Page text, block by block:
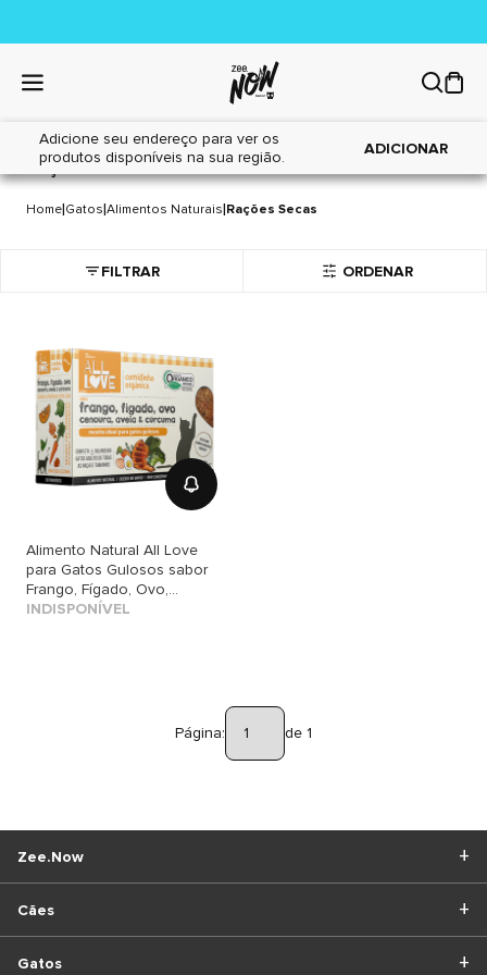
Adicione seu endereço para ver os
produtos disponíveis na sua região.
ADICIONAR
RAÇÕES SECAS
Home|Gatos|Alimentos Naturais|Rações Secas
FILTRAR ORDENAR
Alimento Natural All Love
para Gatos Gulosos sabor
Frango, Fígado, Ovo,
Cenoura, Aveia & Cúrcuma
INDISPONÍVEL
Página: de 1
Cães
Gatos
Zee.Now